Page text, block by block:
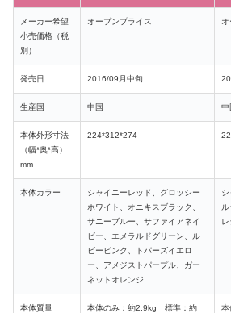
メーカー希望
小売価格（税
別）
オープンプライス
発売日 2016/09月中旬
生産国 中国 中
本体外形寸法
（幅*奥*高）
mm
224*312*274
本体カラー シャイニーレッド、 グロッシー
ホワイト、オニキスブラック、
サニーブルー、サファイアネイ
ビー、エメラルドグリーン、ル
ビーピンク、トパーズイエロ
ー、アメジストパープル、ガー
ネットオレンジ
本体質量
本体のみ：約2.9kg 標準：約